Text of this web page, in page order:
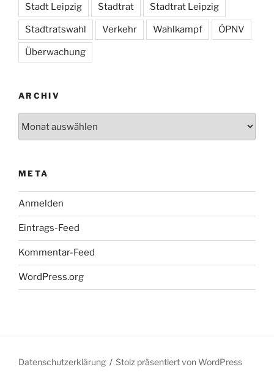
Stadt Leipzig Stadtrat Stadtrat Leipzig
Stadtratswahl Verkehr Wahlkampf ÖPNV
Überwachung
ARCHIV
META
Anmelden
Eintrags-Feed
Kommentar-Feed
WordPress.org
Datenschutzerklärung Stolz präsentiert von WordPress